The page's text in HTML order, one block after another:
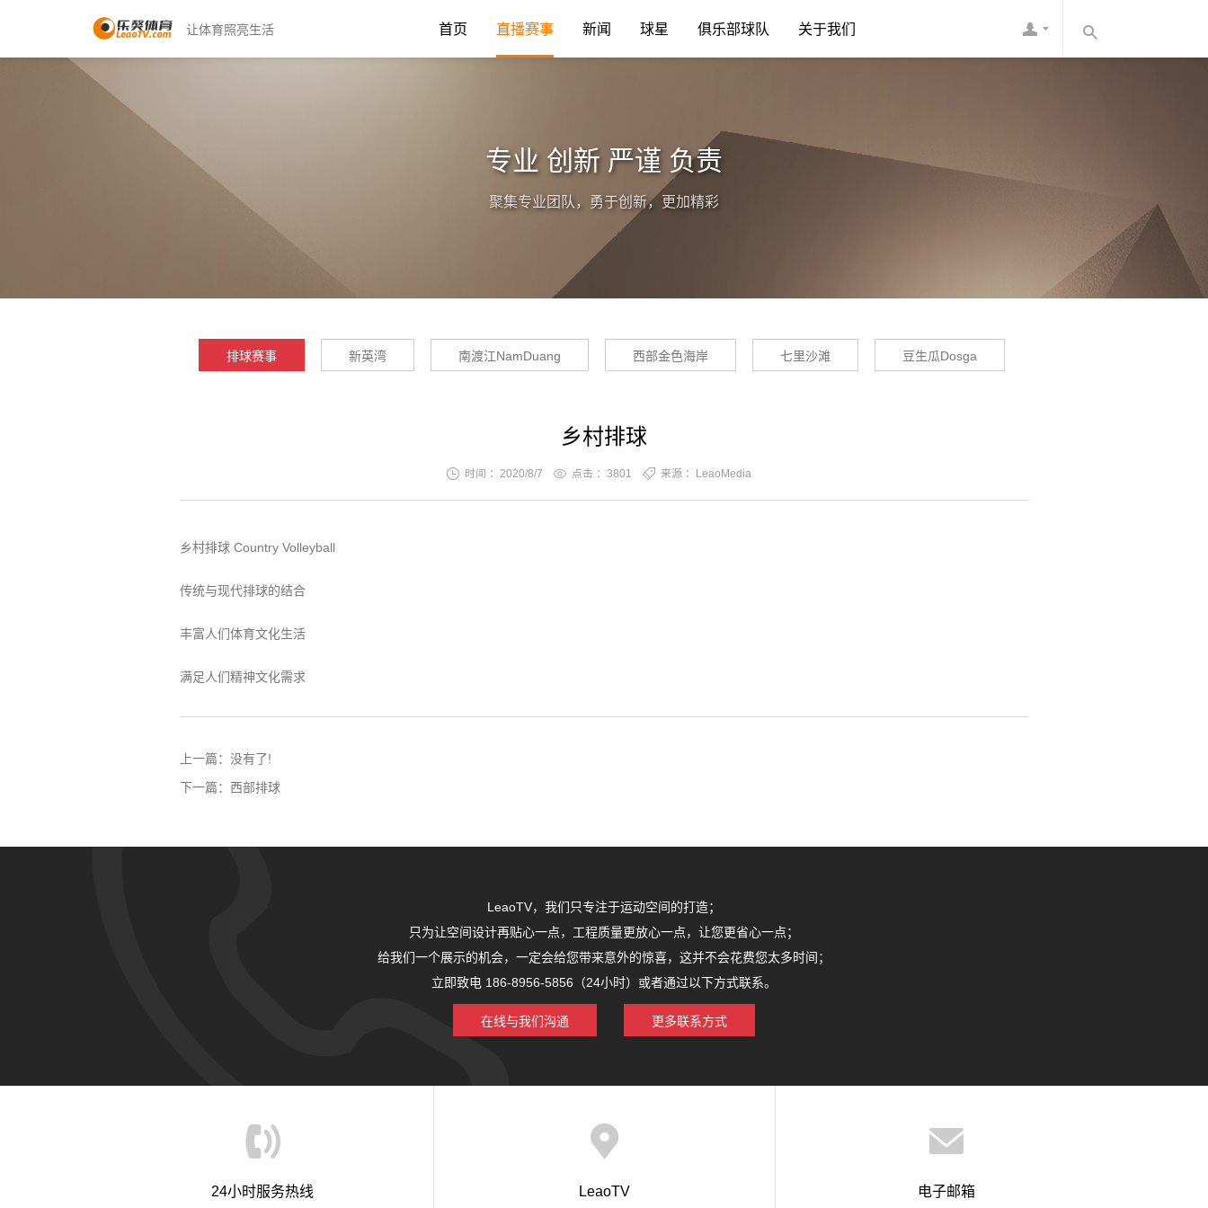
让体育照亮生活 首页 直播赛事 新闻 球星 俱乐部球队 关于我们
专业 创新 严谨 负责
聚集专业团队，勇于创新，更加精彩
排球赛事 新英湾 南渡江NamDuang 西部金色海岸 七里沙滩 豆生瓜Dosga
乡村排球
时间 ：2020/8/7 点击 ： 3801 来源 ：LeaoMedia
乡村排球 Country Volleyball
传统与现代排球的结合
丰富人们体育文化生活
满足人们精神文化需求
上一篇： 没有了!
下一篇： 西部排球
LeaoTV，我们只专注于运动空间的打造；
只为让空间设计再贴心一点，工程质量更放心一点，让您更省心一点；
给我们一个展示的机会，一定会给您带来意外的惊喜，这并不会花费您太多时间；
立即致电 186-8956-5856（24小时）或者通过以下方式联系。
在线与我们沟通 更多联系方式
24小时服务热线 LeaoTV 电子邮箱